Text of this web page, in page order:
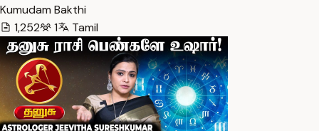
Kumudam Bakthi
1,252
1 Tamil